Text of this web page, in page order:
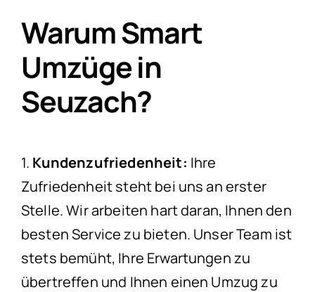
Warum Smart
Umzüge in
Seuzach?
1. Kundenzufriedenheit: Ihre
Zufriedenheit steht bei uns an erster
Stelle. Wir arbeiten hart daran, Ihnen den
besten Service zu bieten. Unser Team ist
stets bemüht, Ihre Erwartungen zu
übertreffen und Ihnen einen Umzug zu